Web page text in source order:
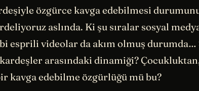
özgürce kavga edebilmesi
aslında. Ki şu sıralar sosyal
esprili videolar da akım olmuş durumda…
arasındaki dinamiği?
kavga edebilme özgürlüğü mü bu?